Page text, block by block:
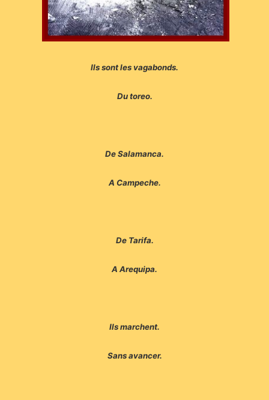
Ils sont les vagabonds.
Du toreo.
De Salamanca.
A Campeche.
De Tarifa.
A Arequipa.
Ils marchent.
Sans avancer.